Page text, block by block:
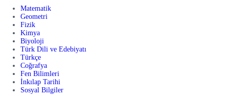
Matematik
Geometri
Fizik
Kimya
Biyoloji
Türk Dili ve Edebiyatı
Türkçe
Coğrafya
Fen Bilimleri
İnkılap Tarihi
Sosyal Bilgiler